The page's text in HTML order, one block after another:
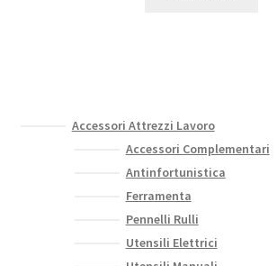
Accessori Attrezzi Lavoro
Accessori Complementari
Antinfortunistica
Ferramenta
Pennelli Rulli
Utensili Elettrici